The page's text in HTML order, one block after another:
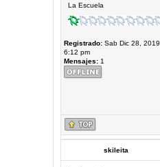
La Escuela
Registrado:Sab Dic 28, 2019
6:12 pm
Mensajes:1
skileita